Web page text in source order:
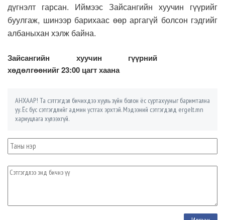
дүгнэлт гарсан. Иймээс Зайсангийн хуучин гүүрийг
буулгаж, шинээр барихаас өөр аргагүй болсон гэдгийг
албаныхан хэлж байна.
Зайсангийн хуучин гүүрний
хөдөлгөөнийг 23:00 цагт хаана
АНХААР! Та сэтгэгдэл бичихдээ хууль зүйн болон ёс суртахууныг баримтална
уу. Ёс бус сэтгэгдлийг админ устгах эрхтэй. Мэдээний сэтгэгдэлд ergelt.mn
хариуцлага хүлээхгүй.